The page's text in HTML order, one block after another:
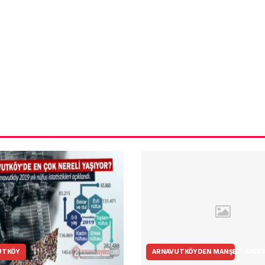
ARNAVUTKÖYDEN MANŞET